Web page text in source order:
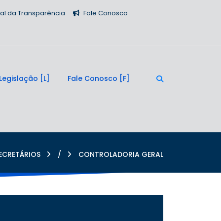
da Transparência Fale Conosco
Fale Conosco
/ CONTROLADORIA GERAL